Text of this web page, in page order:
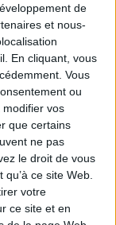
de
et nous-
En cliquant, vous
Vous
ou
vos
que certains
ne pas
le droit de vous
ce site Web.
votre
ce site et en
des